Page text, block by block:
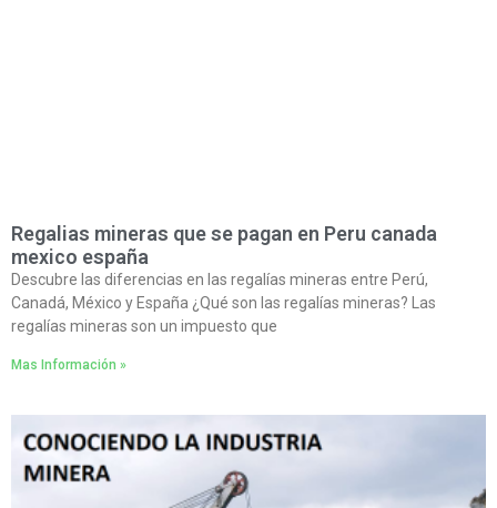
Regalias mineras que se pagan en Peru canada
mexico españa
Descubre las diferencias en las regalías mineras entre Perú,
Canadá, México y España ¿Qué son las regalías mineras? Las
regalías mineras son un impuesto que
Mas Información »